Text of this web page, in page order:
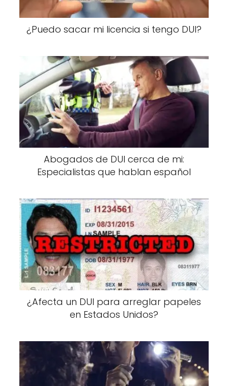
¿Puedo sacar mi licencia si tengo DUI?
Abogados de DUI cerca de mi:
Especialistas que hablan español
¿Afecta un DUI para arreglar papeles
en Estados Unidos?